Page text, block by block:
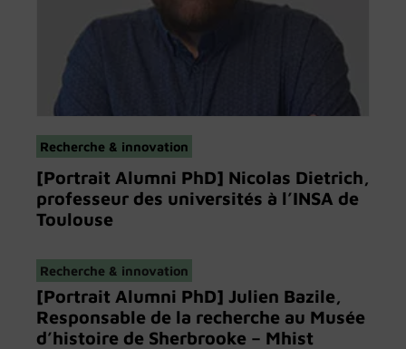
Recherche & innovation
[Portrait Alumni PhD] Nicolas Dietrich,
professeur des universités à l’INSA de
Toulouse
Recherche & innovation
[Portrait Alumni PhD] Julien Bazile,
Responsable de la recherche au Musée
d’histoire de Sherbrooke – Mhist